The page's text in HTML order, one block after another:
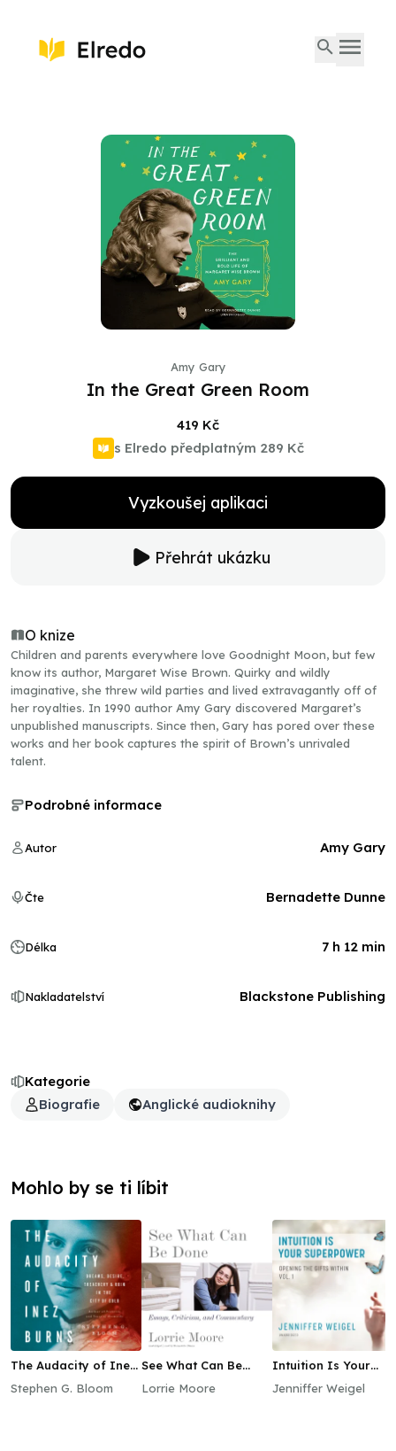
Amy Gary
In the Great Green Room
419 Kč
s Elredo předplatným 289 Kč
Vyzkoušej aplikaci
Přehrát ukázku
O knize
Children and parents everywhere love Goodnight Moon, but few
know its author, Margaret Wise Brown. Quirky and wildly
imaginative, she threw wild parties and lived extravagantly off of
her royalties. In 1990 author Amy Gary discovered Margaret’s
unpublished manuscripts. Since then, Gary has pored over these
works and her book captures the spirit of Brown’s unrivaled
talent.
Kategorie
Biografie
Anglické audioknihy
Podrobné informace
Autor Amy Gary
Čte Bernadette Dunne
Délka 7 h 12 min
Nakladatelství Blackstone Publishing
Mohlo by se ti líbit
The Audacity of Inez
Stephen G. Bloom
See What Can Be
Lorrie Moore
Intuition Is Your
Jenniffer Weigel